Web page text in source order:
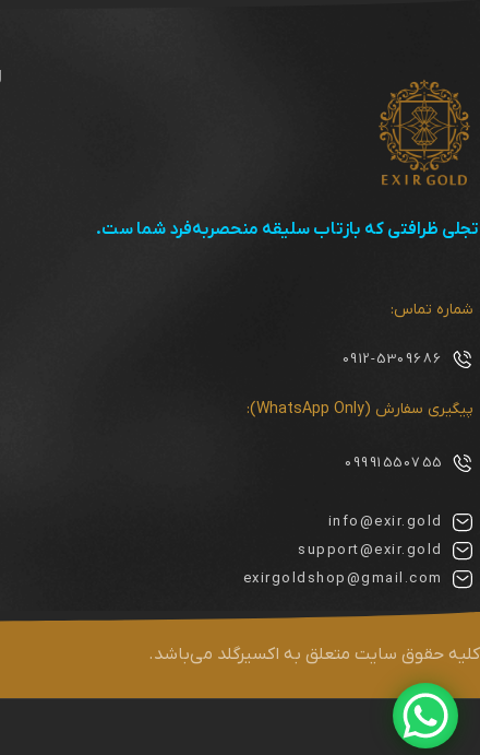
تجلی ظرافتی که بازتاب سلیقه منحصربه‌فرد شما ست.
شماره تماس:
0912-5309686
پیگیری سفارش (WhatsApp Only):
09991550755
info@exir.gold
support@exir.gold
exirgoldshop@gmail.com
کلیه حقوق سایت متعلق به اکسیرگلد می‌باشد.